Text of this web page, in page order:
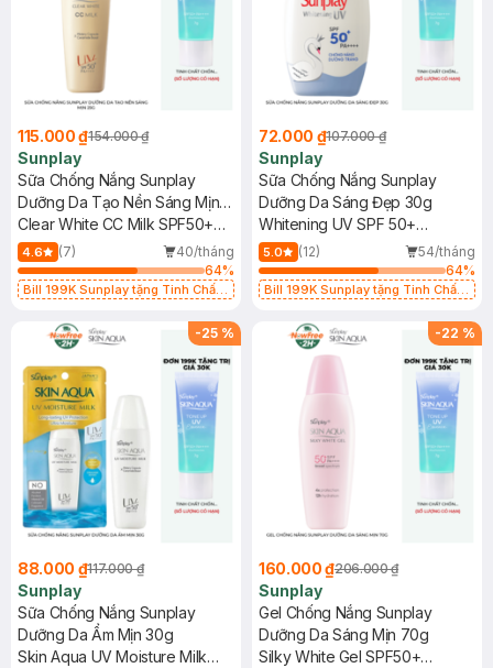
115.000 ₫154.000 ₫
Sunplay
Sữa Chống Nắng Sunplay
Dưỡng Da Tạo Nền Sáng Mịn
25g
Clear White CC Milk SPF50+
PA++++
4.6 (7)
40/tháng
64%
Bill 199K Sunplay tặng Tinh Chất
72.000 ₫107.000 ₫
Sunplay
Sữa Chống Nắng Sunplay
Dưỡng Da Sáng Đẹp 30g
Whitening UV SPF 50+
PA++++
5.0 (12)
54/tháng
64%
Bill 199K Sunplay tặng Tinh Chất
-25 %
88.000 ₫117.000 ₫
Sunplay
Sữa Chống Nắng Sunplay
Dưỡng Da Ẩm Mịn 30g
Skin Aqua UV Moisture Milk
-22 %
160.000 ₫206.000 ₫
Sunplay
Gel Chống Nắng Sunplay
Dưỡng Da Sáng Mịn 70g
Silky White Gel SPF50+